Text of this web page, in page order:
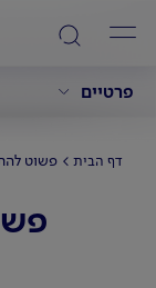
פרטיים
דף הבית פשוט